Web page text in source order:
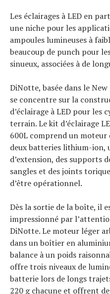
Les éclairages à LED en
une niche pour les
ampoules lumineuses à
beaucoup de punch pour
sinueux, associées à de
DiNotte, basée dans le
se concentre sur la
d’éclairage à LED pour
terrain. Le kit d’éclairage
600L comprend un moteur
deux batteries lithium-ion,
d’extension, des supports
sangles et des joints
d’être opérationnel.
Dès la sortie de la boîte, il
impressionné par
DiNotte. Le moteur léger
dans un boîtier en
balance à un poids
offre trois niveaux de
batterie lors de longs
220 g chacune et offrent